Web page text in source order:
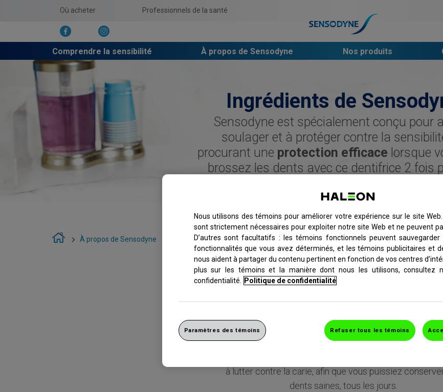
Où acheter Professionnels de la santé
Comprendre la sensibilité À propos de Sensodyne Nos produits
Ingrédients de
Sensodyne est spécialement conçu pour
soulager et à protéger contre la
procurant une protection efficace lorsque
brossez les dents avec ce dentifrice 2 fois
À propos de Sensodyne Ingrédients de Sensodyne
Que contient Sensodyne?
d’ingrédients, dont certains sont des ingrédients
à lutter contre la carie, afin que vous puissiez
dents saines, tous les jours.
Nous utilisons des témoins pour améliorer votre expérience sur le site
sont strictement nécessaires pour exploiter notre site Web et ne peuvent
D’autres sont facultatifs : les témoins fonctionnels peuvent
fonctionnalités que vous avez déterminés, et les témoins publicitaires et
nous aident à partager du contenu pertinent en fonction de vos centres
plus sur les témoins et la manière dont nous les utilisons, consultez
confidentialité. Politique de confidentialité
Refuser tous les témoins
Paramètres des témoins